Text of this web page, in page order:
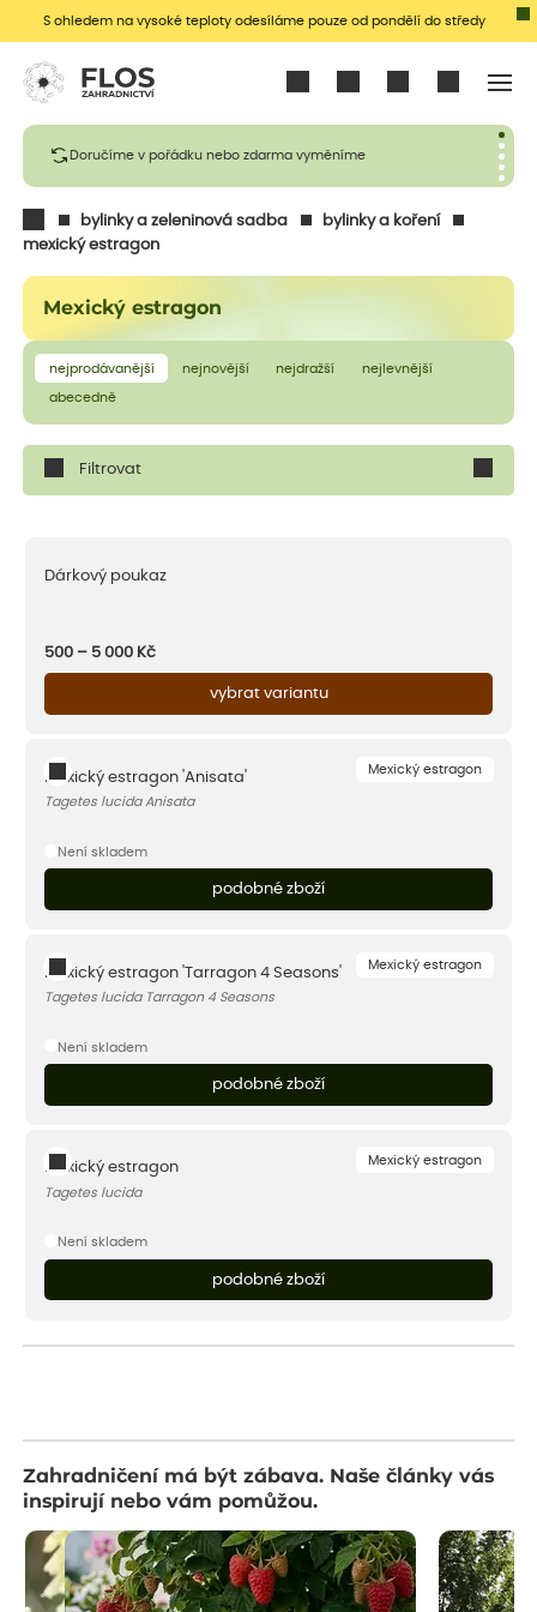
S ohledem na vysoké teploty odesíláme pouze od pondělí do středy
Doručíme v pořádku nebo zdarma vyměníme
bylinky a zeleninová sadba
bylinky a koření
mexický estragon
Mexický estragon
nejprodávanější nejnovější nejdražší nejlevnější
abecedně
Filtrovat
Dárkový poukaz
500 – 5 000 Kč
vybrat variantu
Mexický estragon
Mexický estragon 'Anisata'
Tagetes lucida Anisata
Není skladem
podobné zboží
Mexický estragon
Mexický estragon 'Tarragon 4 Seasons'
Tagetes lucida Tarragon 4 Seasons
Není skladem
podobné zboží
Mexický estragon
Mexický estragon
Tagetes lucida
Není skladem
podobné zboží
Zahradničení má být zábava. Naše články vás
inspirují nebo vám pomůžou.